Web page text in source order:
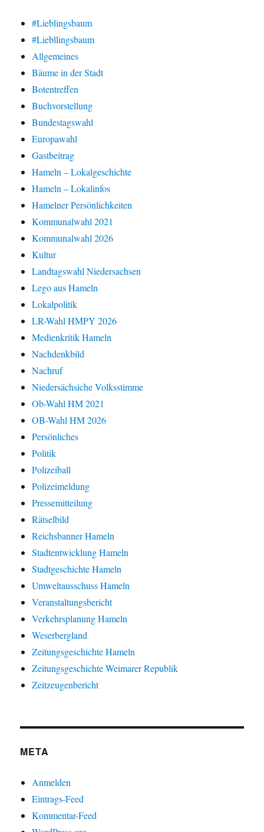
#Lieblingsbaum
#Liebllingsbaum
Allgemeines
Bäume in der Stadt
Botentreffen
Buchvorstellung
Bundestagswahl
Europawahl
Gastbeitrag
Hameln – Lokalgeschichte
Hameln – Lokalinfos
Hamelner Persönlichkeiten
Kommunalwahl 2021
Kommunalwahl 2026
Kultur
Landtagswahl Niedersachsen
Lego aus Hameln
Lokalpolitik
LR-Wahl HMPY 2026
Medienkritik Hameln
Nachdenkbild
Nachruf
Niedersächsiche Volksstimme
Ob-Wahl HM 2021
OB-Wahl HM 2026
Persönliches
Politik
Polizeiball
Polizeimeldung
Pressemitteilung
Rätselbild
Reichsbanner Hameln
Stadtentwicklung Hameln
Stadtgeschichte Hameln
Umweltausschuss Hameln
Veranstaltungsbericht
Verkehrsplanung Hameln
Weserbergland
Zeitungsgeschichte Hameln
Zeitungsgeschichte Weimarer Republik
Zeitzeugenbericht
META
Anmelden
Eintrags-Feed
Kommentar-Feed